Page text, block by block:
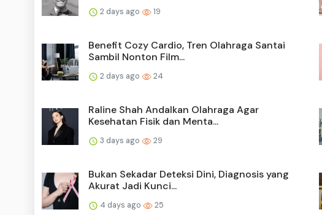
2 days ago 19
Benefit Cozy Cardio, Tren Olahraga Santai
Sambil Nonton Film...
2 days ago 24
Raline Shah Andalkan Olahraga Agar
Kesehatan Fisik dan Menta...
3 days ago 29
Bukan Sekadar Deteksi Dini, Diagnosis yang
Akurat Jadi Kunci...
4 days ago 25